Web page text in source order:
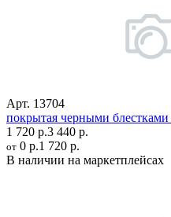
Арт. 13704
покрытая черными блестками
1 720 р.3 440 р.
от 0 р.1 720 р.
В наличии на маркетплейсах